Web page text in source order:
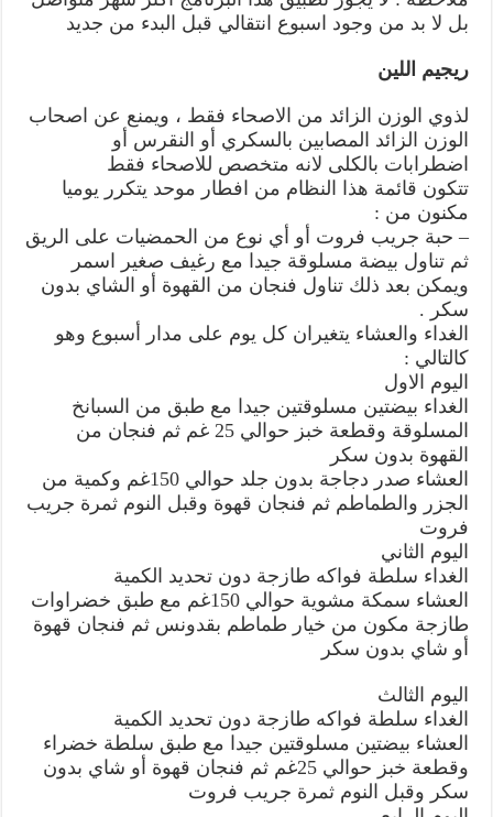
بل لا بد من وجود اسبوع انتقالي قبل البدء من جديد
ريجيم اللين
لذوي الوزن الزائد من الاصحاء فقط ، ويمنع عن اصحاب
الوزن الزائد المصابين بالسكري أو النقرس أو
اضطرابات بالكلى لانه متخصص للاصحاء فقط
تتكون قائمة هذا النظام من افطار موحد يتكرر يوميا
مكنون من :
– حبة جريب فروت أو أي نوع من الحمضيات على الريق
ثم تناول بيضة مسلوقة جيدا مع رغيف صغير اسمر
ويمكن بعد ذلك تناول فنجان من القهوة أو الشاي بدون
سكر .
الغداء والعشاء يتغيران كل يوم على مدار أسبوع وهو
كالتالي :
اليوم الاول
الغداء بيضتين مسلوقتين جيدا مع طبق من السبانخ
المسلوقة وقطعة خبز حوالي 25 غم ثم فنجان من
القهوة بدون سكر
العشاء صدر دجاجة بدون جلد حوالي 150غم وكمية من
الجزر والطماطم ثم فنجان قهوة وقبل النوم ثمرة جريب
فروت
اليوم الثاني
الغداء سلطة فواكه طازجة دون تحديد الكمية
العشاء سمكة مشوية حوالي 150غم مع طبق خضراوات
طازجة مكون من خيار طماطم بقدونس ثم فنجان قهوة
أو شاي بدون سكر
اليوم الثالث
الغداء سلطة فواكه طازجة دون تحديد الكمية
العشاء بيضتين مسلوقتين جيدا مع طبق سلطة خضراء
وقطعة خبز حوالي 25غم ثم فنجان قهوة أو شاي بدون
سكر وقبل النوم ثمرة جريب فروت